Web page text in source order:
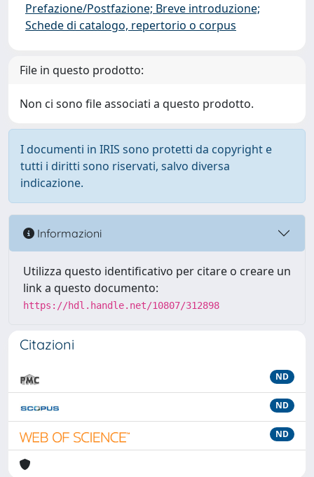
Prefazione/Postfazione; Breve introduzione;
Schede di catalogo, repertorio o corpus
File in questo prodotto:
Non ci sono file associati a questo prodotto.
I documenti in IRIS sono protetti da copyright e
tutti i diritti sono riservati, salvo diversa
indicazione.
Informazioni
Utilizza questo identificativo per citare o creare un
link a questo documento:
https://hdl.handle.net/10807/312898
Citazioni
ND
ND
ND